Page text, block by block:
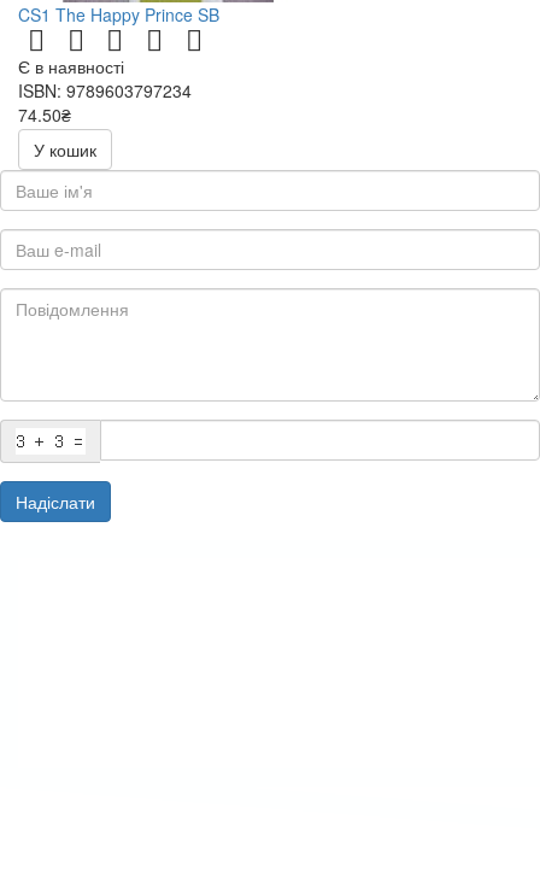
CS1 The Happy Prince SB
Є в наявності
ISBN: 9789603797234
74.50₴
149.00₴
У кошик
Надіслати